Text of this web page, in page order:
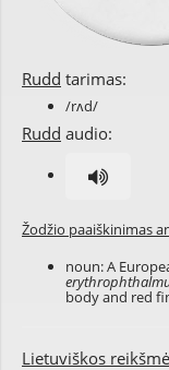
Rudd tarimas:
/rʌd/
Rudd audio:
Žodžio paaiškinimas
noun: A
body and red
Lietuviškos